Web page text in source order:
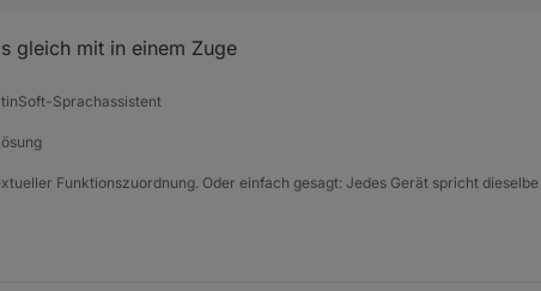
gleich mit in einem Zuge
Sprachassistent
Funktionszuordnung. Oder einfach gesagt: Jedes Gerät spricht